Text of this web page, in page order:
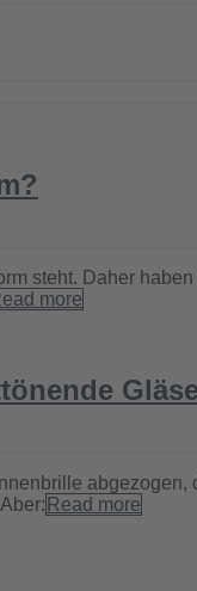
steht. Daher
more
Read more